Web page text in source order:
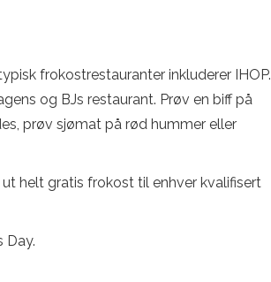
frokostrestauranter inkluderer IHOP.
og BJs restaurant. Prøv en biff på
prøv sjømat på rød hummer eller
helt gratis frokost til enhver kvalifisert
Day.